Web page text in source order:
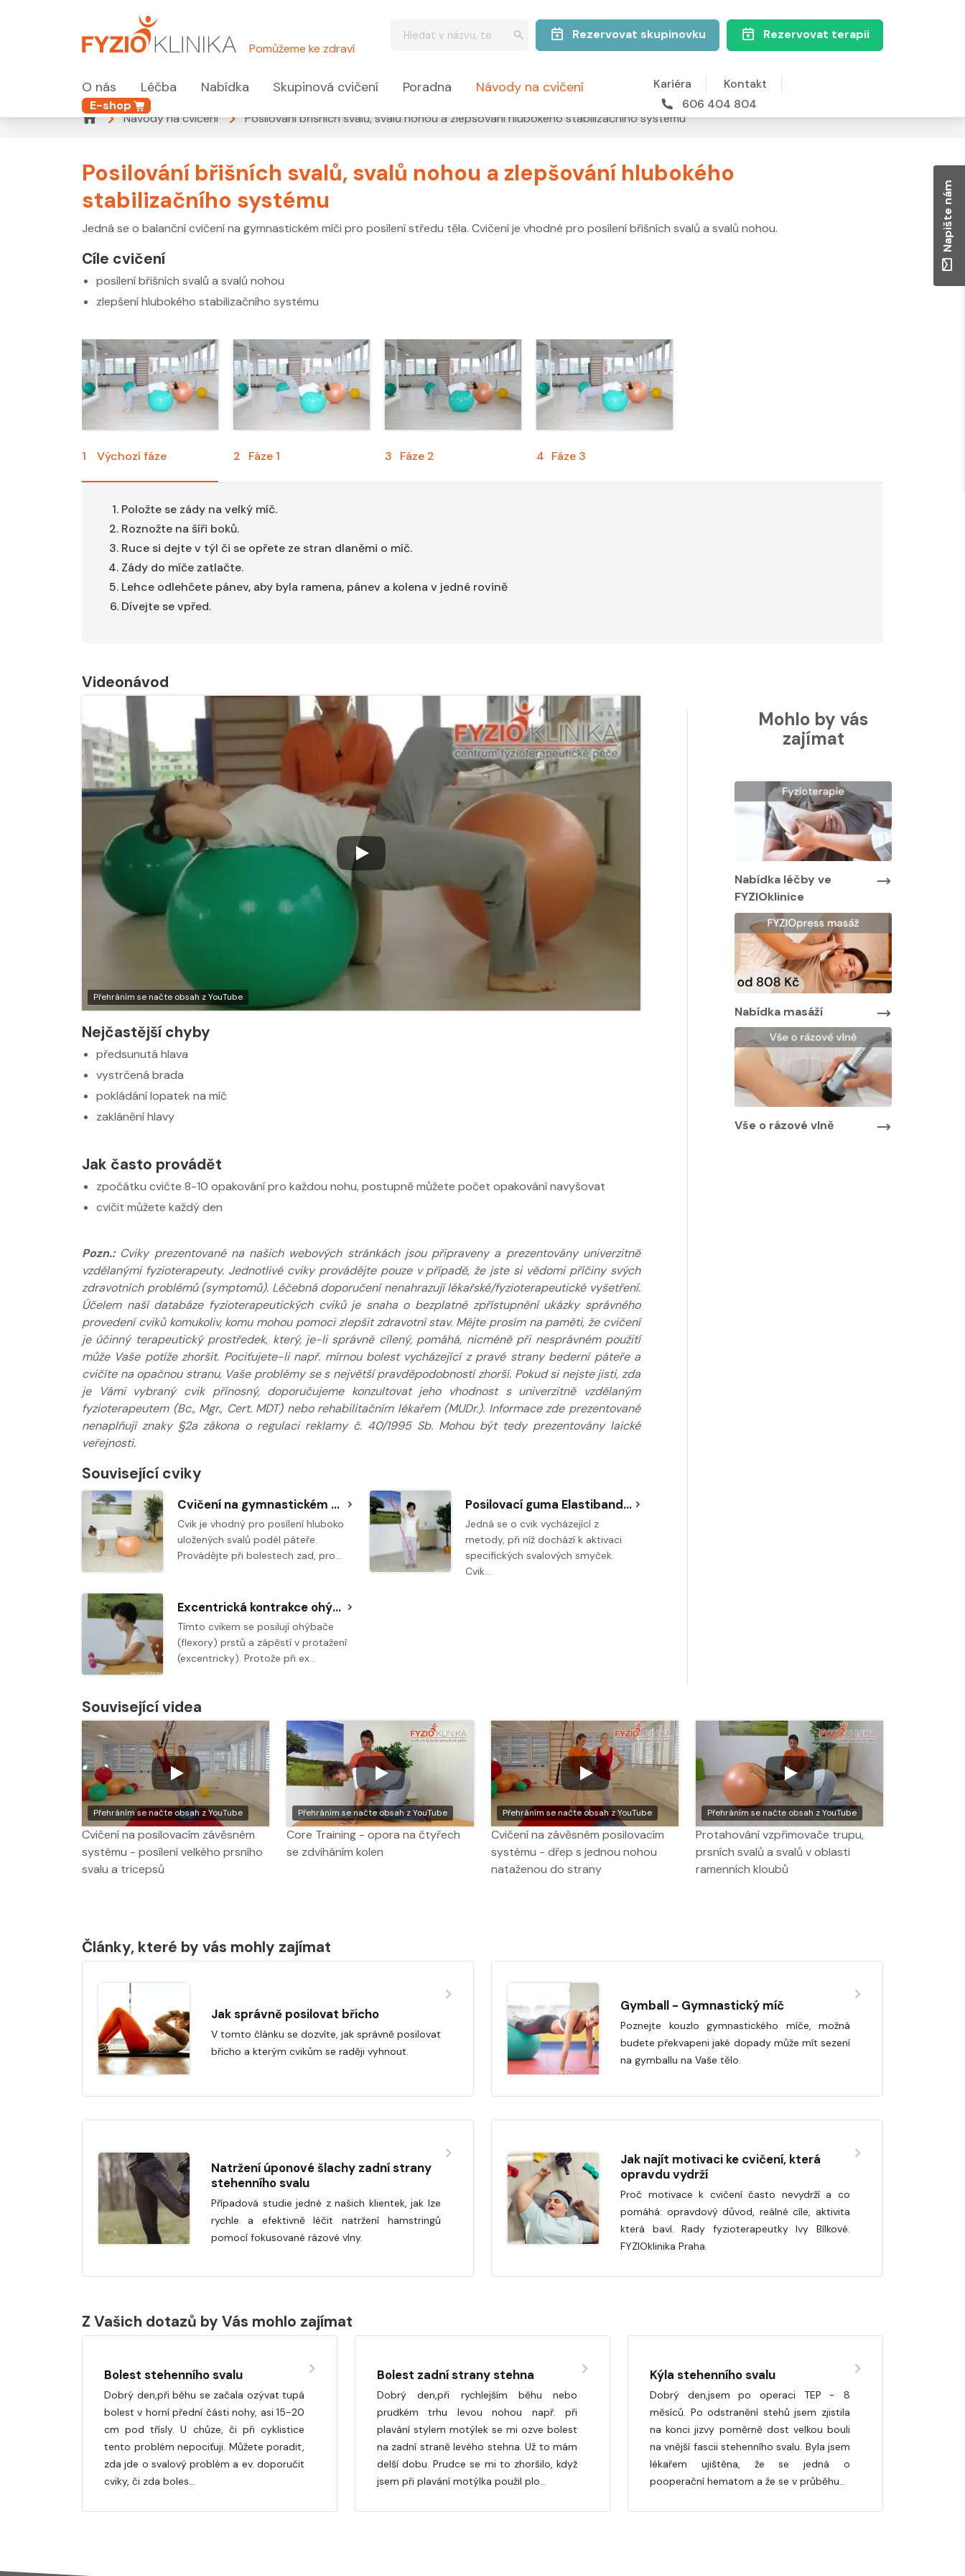
Pomůžeme ke zdraví
Rezervovat skupinovku Rezervovat terapii
O nás Léčba Nabídka Skupinová cvičení Poradna Návody na cvičení
E-shop
Kariéra
Kontakt
606 404 804
Návody na cvičení
Posilování břišních svalů, svalů nohou a zlepšování hlubokého stabilizačního systému
Posilování břišních svalů, svalů nohou a zlepšování hlubokého
stabilizačního systému
Jedná se o balanční cvičení na gymnastickém míči pro posílení středu těla. Cvičení je vhodné pro posílení břišních svalů a svalů nohou.
Cíle cvičení
posílení břišních svalů a svalů nohou
zlepšení hlubokého stabilizačního systému
1 Výchozí fáze 2 Fáze 1 3 Fáze 2 4 Fáze 3
Položte se zády na velký míč.
Roznožte na šíři boků.
Ruce si dejte v týl či se opřete ze stran dlaněmi o míč.
Zády do míče zatlačte.
Lehce odlehčete pánev, aby byla ramena, pánev a kolena v jedné rovině
Dívejte se vpřed.
Videonávod
Přehráním se načte obsah z YouTube
Nejčastější chyby
předsunutá hlava
vystrčená brada
pokládání lopatek na míč
zaklánění hlavy
Jak často provádět
zpočátku cvičte 8-10 opakování pro každou nohu, postupně můžete počet opakování navyšovat
cvičit můžete každý den
Pozn.: Cviky prezentované na našich webových stránkách jsou připraveny a prezentovány univerzitně
vzdělanými fyzioterapeuty. Jednotlivé cviky provádějte pouze v případě, že jste si vědomi příčiny svých
zdravotních problémů (symptomů). Léčebná doporučení nenahrazují lékařské/fyzioterapeutické vyšetření.
Účelem naší databáze fyzioterapeutických cviků je snaha o bezplatné zpřístupnění ukázky správného
provedení cviků komukoliv, komu mohou pomoci zlepšit zdravotní stav. Mějte prosím na paměti, že cvičení
je účinný terapeutický prostředek, který, je-li správně cílený, pomáhá, nicméně při nesprávném použití
může Vaše potíže zhoršit. Pociťujete-li např. mírnou bolest vycházející z pravé strany bederní páteře a
cvičíte na opačnou stranu, Vaše problémy se s největší pravděpodobností zhorší. Pokud si nejste jisti, zda
je Vámi vybraný cvik přínosný, doporučujeme konzultovat jeho vhodnost s univerzitně vzdělaným
fyzioterapeutem (Bc., Mgr., Cert. MDT) nebo rehabilitačním lékařem (MUDr.). Informace zde prezentované
nenaplňují znaky §2a zákona o regulaci reklamy č. 40/1995 Sb. Mohou být tedy prezentovány laické
veřejnosti.
Související cviky
Cvičení na gymnastickém míči - trakař
Cvik je vhodný pro posílení hluboko
uložených svalů podél páteře.
Provádějte při bolestech zad, pro…
Posilovací guma Elastiband - napřímení páteře v diagonále
Jedná se o cvik vycházející z
metody, při níž dochází k aktivaci
specifických svalových smyček.
Cvik…
Excentrická kontrakce ohýbačů (flexorů) ruky a předloktí - oštěpařský loket
Tímto cvikem se posilují ohýbače
(flexory) prstů a zápěstí v protažení
(excentricky). Protože při ex…
Mohlo by vás
zajímat
Nabídka léčby ve
FYZIOklinice
Nabídka léčby ve
Nabídka léčby ve
FYZIOklinice
Nabídka léčby ve
Nabídka léčby ve
Nabídka masáží
Nabídka masáží
Nabídka masáží
Nabídka masáží
Vše o rázové vlně
Související videa
Přehráním se načte obsah z YouTube
Cvičení na posilovacím závěsném
systému - posílení velkého prsního
svalu a tricepsů
Přehráním se načte obsah z YouTube
Core Training - opora na čtyřech
se zdviháním kolen
Přehráním se načte obsah z YouTube
Cvičení na závěsném posilovacím
systému - dřep s jednou nohou
nataženou do strany
Přehráním se načte obsah z YouTube
Protahování vzpřimovače trupu,
prsních svalů a svalů v oblasti
ramenních kloubů
Články, které by vás mohly zajímat
Jak správně posilovat břicho
V tomto článku se dozvíte, jak správně posilovat
břicho a kterým cvikům se raději vyhnout.
Gymball - Gymnastický míč
Poznejte kouzlo gymnastického míče, možná
budete překvapeni jaké dopady může mít sezení
na gymballu na Vaše tělo.
Natržení úponové šlachy zadní strany
stehenního svalu
Případová studie jedné z našich klientek, jak lze
rychle a efektivně léčit natržení hamstringů
pomocí fokusované rázové vlny.
Jak najít motivaci ke cvičení, která
opravdu vydrží
Proč motivace k cvičení často nevydrží a co
pomáhá: opravdový důvod, reálné cíle, aktivita
která baví. Rady fyzioterapeutky Ivy Bílkové.
FYZIOklinika Praha.
Z Vašich dotazů by Vás mohlo zajímat
Bolest stehenního svalu
Dobrý den,při běhu se začala ozývat tupá
bolest v horní přední části nohy, asi 15-20
cm pod třísly. U chůze, či při cyklistice
tento problém nepociťuji. Můžete poradit,
zda jde o svalový problém a ev. doporučit
cviky, či zda boles…
Bolest zadní strany stehna
Dobrý den,při rychlejším běhu nebo
prudkém trhu levou nohou např. při
plavání stylem motýlek se mi ozve bolest
na zadní straně levého stehna. Už to mám
delší dobu. Prudce se mi to zhoršilo, když
jsem při plavání motýlka použil plo…
Kýla stehenního svalu
Dobrý den,jsem po operaci TEP - 8
měsíců. Po odstranění stehů jsem zjistila
na konci jizvy poměrně dost velkou bouli
na vnější fascii stehenního svalu. Byla jsem
lékařem ujištěna, že se jedná o
pooperační hematom a že se v průběhu…
Napište nám